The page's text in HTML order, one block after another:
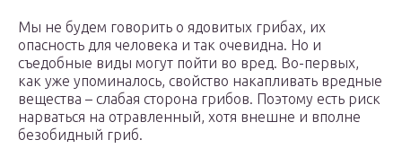
Мы не будем говорить о ядовитых грибах, их
опасность для человека и так очевидна. Но и
съедобные виды могут пойти во вред. Во-первых,
как уже упоминалось, свойство накапливать вредные
вещества – слабая сторона грибов. Поэтому есть риск
нарваться на отравленный, хотя внешне и вполне
безобидный гриб.